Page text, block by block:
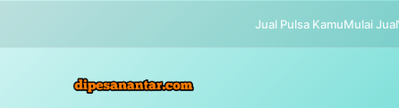
Jual Pulsa KamuMulai Jual